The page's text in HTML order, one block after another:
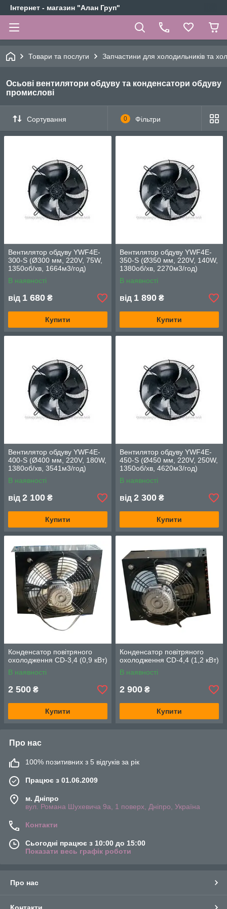
Інтернет - магазин "Алан Груп"
Товари та послуги Запчастини для холодильників та
Осьові вентилятори обдуву та конденсатори обдуву
промислові
Сортування 0 Фільтри
Вентилятор обдуву YWF4E-
300-S (Ø300 мм, 220V, 75W,
1350об/хв, 1664м3/год)
В наявності
від 1 680 ₴
Купити
Вентилятор обдуву YWF4E-
350-S (Ø350 мм, 220V, 140W,
1380об/хв, 2270м3/год)
В наявності
від 1 890 ₴
Купити
Вентилятор обдуву YWF4E-
400-S (Ø400 мм, 220V, 180W,
1380об/хв, 3541м3/год)
В наявності
від 2 100 ₴
Купити
Вентилятор обдуву YWF4E-
450-S (Ø450 мм, 220V, 250W,
1350об/хв, 4620м3/год)
В наявності
від 2 300 ₴
Купити
Конденсатор повітряного
охолодження CD-3,4 (0,9 кВт)
В наявності
2 500 ₴
Купити
Конденсатор повітряного
охолодження CD-4,4 (1,2 кВт)
В наявності
2 900 ₴
Купити
Про нас
100% позитивних з 5 відгуків за рік
Працює з 01.06.2009
м. Дніпро
вул. Романа Шухевича 9а, 1 поверх, Дніпро, Україна
Контакти
Сьогодні працює з 10:00 до 15:00
Показати весь графік роботи
Про нас